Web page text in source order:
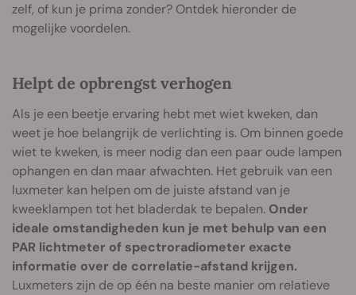
zelf, of kun je prima zonder? Ontdek hieronder de
mogelijke voordelen.
Helpt de opbrengst verhogen
Als je een beetje ervaring hebt met wiet kweken, dan
weet je hoe belangrijk de verlichting is. Om binnen goede
wiet te kweken, is meer nodig dan een paar oude lampen
ophangen en dan maar afwachten. Het gebruik van een
luxmeter kan helpen om de juiste afstand van je
kweeklampen tot het bladerdak te bepalen. Onder
ideale omstandigheden kun je met behulp van een
PAR lichtmeter of spectroradiometer exacte
informatie over de correlatie-afstand krijgen.
Luxmeters zijn de op één na beste manier om relatieve